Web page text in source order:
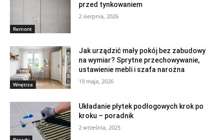
Remont
przed tynkowaniem
2 sierpnia, 2026
Wnętrza
Jak urządzić mały pokój bez zabudowy
na wymiar? Sprytne przechowywanie,
ustawienie mebli i szafa narożna
19 maja, 2026
Układanie płytek podłogowych krok po
kroku – poradnik
2 września, 2025